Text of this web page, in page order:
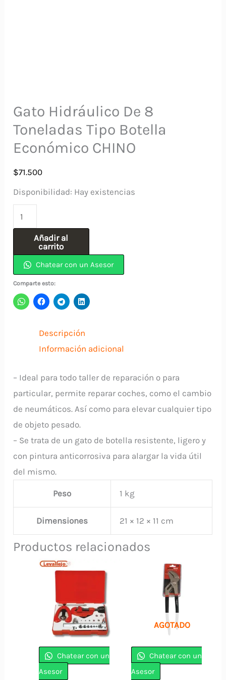
Gato Hidráulico De 8
Toneladas Tipo Botella
Económico CHINO
$71.500
Disponibilidad: Hay existencias
Hidráulico
8
Toneladas
Tipo
Botella
cantidad
Añadir al
carrito
Chatear con un Asesor
Comparte esto:
Descripción
Información adicional
– Ideal para todo taller de reparación o para
particular, permite reparar coches, como el cambio
de neumáticos. Así como para elevar cualquier tipo
de objeto pesado.
– Se trata de un gato de botella resistente, ligero y
con pintura anticorrosiva para alargar la vida útil
del mismo.
Peso 1 kg
Dimensiones 21 × 12 × 11 cm
Productos relacionados
Chatear con un
Asesor
AGOTADO
Chatear con un
Asesor